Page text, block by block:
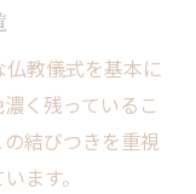
が生まれたか
文化の原点
習比較表
ポイント
教儀式を基本に
く残っているこ
結びつきを重視
ます。